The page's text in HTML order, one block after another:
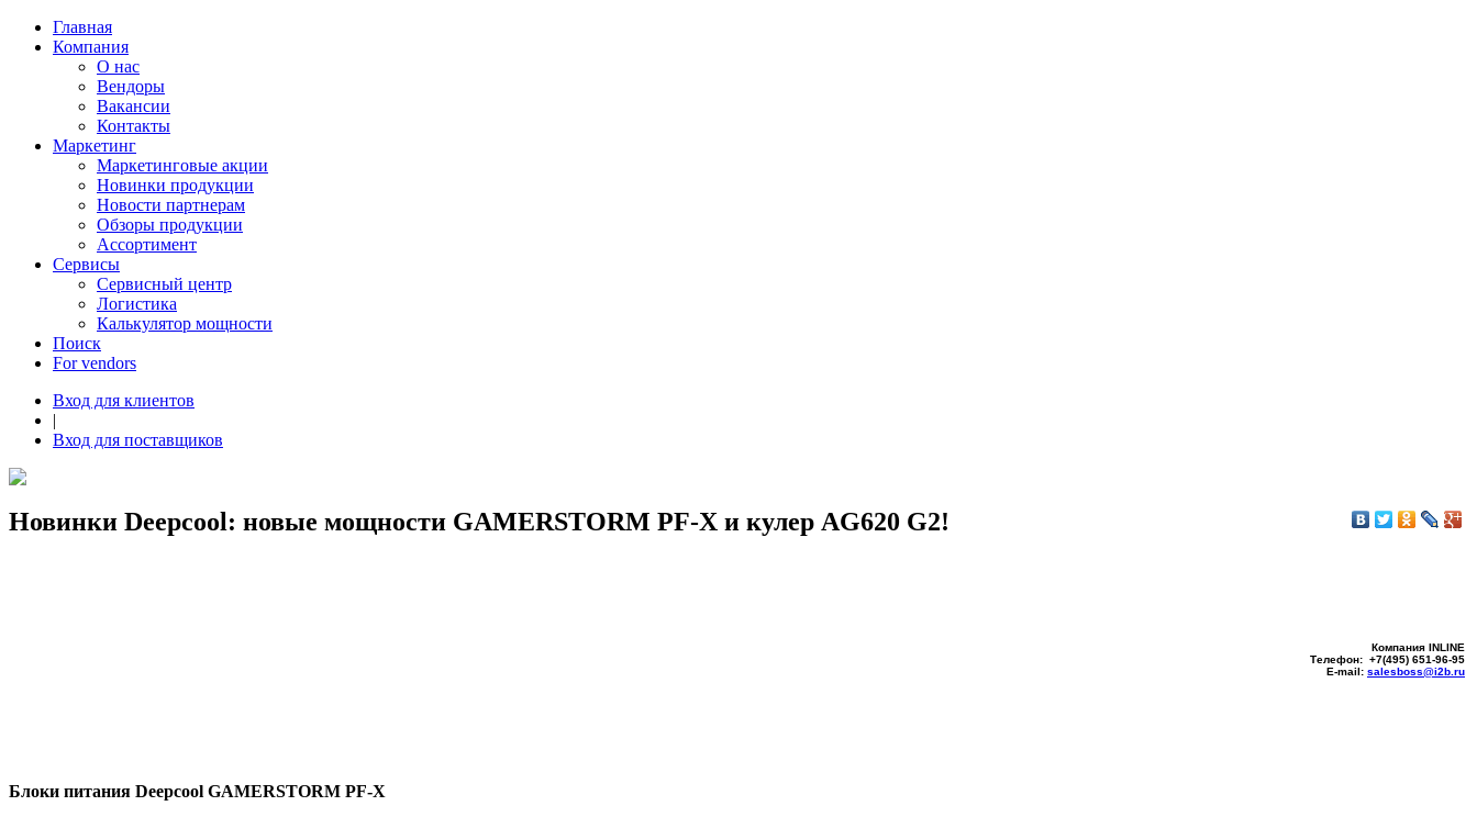
Главная
Компания
О нас
Вендоры
Вакансии
Контакты
Маркетинг
Маркетинговые акции
Новинки продукции
Новости партнерам
Обзоры продукции
Ассортимент
Сервисы
Сервисный центр
Логистика
Калькулятор мощности
Поиск
For vendors
Вход для клиентов
|
Вход для поставщиков
Новинки Deepcool: новые мощности GAMERSTORM PF-Х и кулер AG620 G2!
Компания INLINE
Телефон: +7(495) 651-96-95
E-mail: salesboss@i2b.ru
Блоки питания Deepcool GAMERSTORM PF-Х